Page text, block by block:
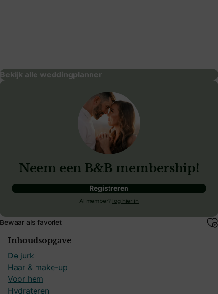
Bekijk alle weddingplanner
Neem een B&B membership!
Registreren
Al member? log hier in
Bewaar als favoriet
Inhoudsopgave
De jurk
Haar & make-up
Voor hem
Hydrateren